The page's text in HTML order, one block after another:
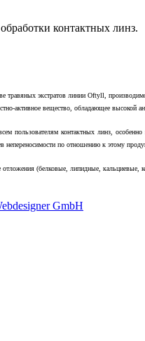
контактных линз.
травяных экстратов линии Oftyll,
активное вещество, обладающее
пользователям контактных линз,
непереносимости по отношению к этому
отложения (белковые, липидные,
GmbH